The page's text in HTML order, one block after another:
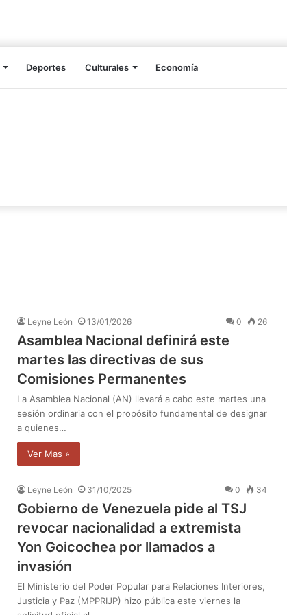
Deportes Culturales Economía
Leyne León 13/01/2026 0 26
Asamblea Nacional definirá este
martes las directivas de sus
Comisiones Permanentes
La Asamblea Nacional (AN) llevará a cabo este martes una
sesión ordinaria con el propósito fundamental de designar
a quienes…
Ver Mas »
Leyne León 31/10/2025 0 34
Gobierno de Venezuela pide al TSJ
revocar nacionalidad a extremista
Yon Goicochea por llamados a
invasión
El Ministerio del Poder Popular para Relaciones Interiores,
Justicia y Paz (MPPRIJP) hizo pública este viernes la